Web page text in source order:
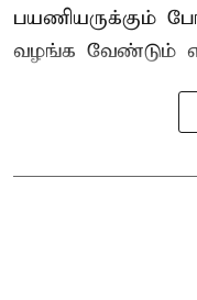
பயணியருக்கும்
வழங்க வேண்டும்